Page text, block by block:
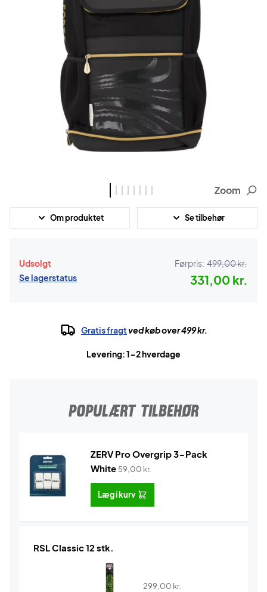
Zoom
Om produktet Se tilbehør
Udsolgt
Se lagerstatus
Førpris: 499,00 kr.
331,00 kr.
Gratis fragtved køb over 499 kr.
Levering: 1-2 hverdage
POPULÆRT TILBEHØR
ZERV Pro Overgrip 3-Pack
White 59,00 kr.
Læg i kurv
RSL Classic 12 stk.
299,00 kr.